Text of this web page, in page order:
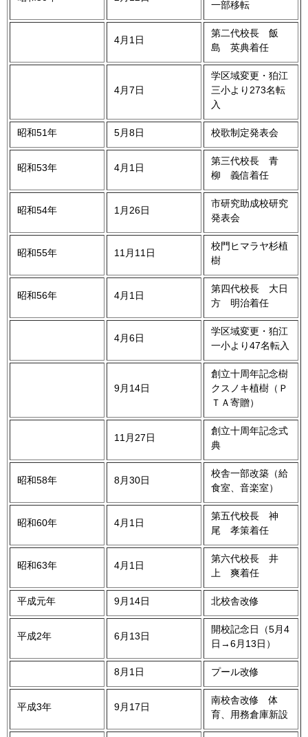
一部移転
4月1日
第二代校長 飯
島 英典着任
4月7日
学区域変更・狛江
三小より273名転
入
昭和51年 5月8日 校歌制定発表会
昭和53年 4月1日
第三代校長 青
柳 義信着任
昭和54年 1月26日
市研究助成校研究
発表会
昭和55年 11月11日
校門ヒマラヤ杉植
樹
昭和56年 4月1日
第四代校長 大日
方 明治着任
4月6日
学区域変更・狛江
一小より47名転入
9月14日
創立十周年記念樹
クスノキ植樹（Ｐ
ＴＡ寄贈）
11月27日
創立十周年記念式
典
昭和58年 8月30日
校舎一部改築（給
食室、音楽室）
昭和60年 4月1日
第五代校長 神
尾 孝策着任
昭和63年 4月1日
第六代校長 井
上 爽着任
平成元年 9月14日 北校舎改修
平成2年 6月13日
開校記念日（5月4
日→6月13日）
8月1日 プール改修
平成3年 9月17日
南校舎改修 体
育、用務倉庫新設